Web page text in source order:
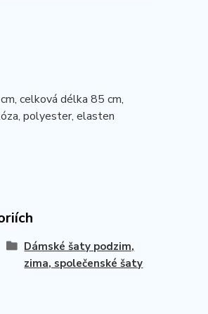
celková délka 85 cm,
polyester, elasten
Dámské šaty podzim,
zima, společenské šaty